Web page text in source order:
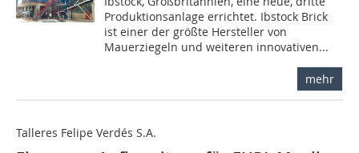
Produktionsanlage errichtet. Ibstock Brick
ist einer der größte Hersteller von
Mauerziegeln und weiteren innovativen...
mehr
Talleres Felipe Verdés S.A.